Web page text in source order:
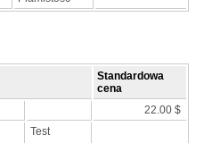
Standardowa
cena
22.00 $
Test